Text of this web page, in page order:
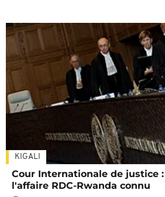
KIGALI
Cour Internationale de justice
l'affaire RDC-Rwanda connu